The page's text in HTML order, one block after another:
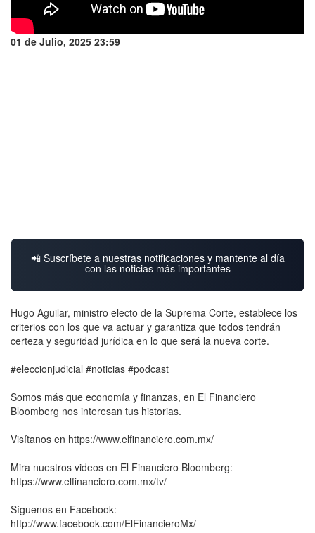
01 de Julio, 2025 23:59
📲 Suscríbete a nuestras notificaciones y mantente al día
con las noticias más importantes
Hugo Aguilar, ministro electo de la Suprema Corte, establece los
criterios con los que va actuar y garantiza que todos tendrán
certeza y seguridad jurídica en lo que será la nueva corte.
#eleccionjudicial #noticias #podcast
Somos más que economía y finanzas, en El Financiero
Bloomberg nos interesan tus historias.
Visítanos en https://www.elfinanciero.com.mx/
Mira nuestros videos en El Financiero Bloomberg:
https://www.elfinanciero.com.mx/tv/
Síguenos en Facebook:
http://www.facebook.com/ElFinancieroMx/